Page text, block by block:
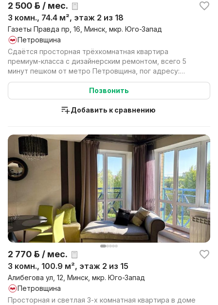
2 500 р. / мес.
3 комн., 74.4 м², этаж 2 из 18
Газеты Правда пр, 16, Минск, мкр. Юго-Запад
Петровщина
Сдаётся просторная трёхкомнатная квартира
премиум-класса с дизайнерским ремонтом, всего 5
минут пешком от метро Петровщина, пог адресу:
проспект газет...
Позвонить
Добавить к сравнению
2 770 р. / мес.
3 комн., 100.9 м², этаж 2 из 15
Алибегова ул, 12, Минск, мкр. Юго-Запад
Петровщина
Просторная и светлая 3-х комнатная квартира в доме